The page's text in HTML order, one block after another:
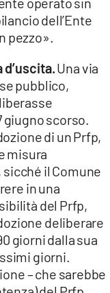
dell’Ente
pezzo».
Una via
pubblico,
giugno scorso.
di un Prfp,
misura
il Comune
in una
del Prfp,
deliberare
giorni dalla sua
giorni.
– che sarebbe